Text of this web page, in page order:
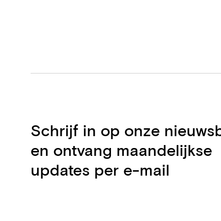
Schrijf in op onze
en ontvang maandelijkse
updates per e-mail